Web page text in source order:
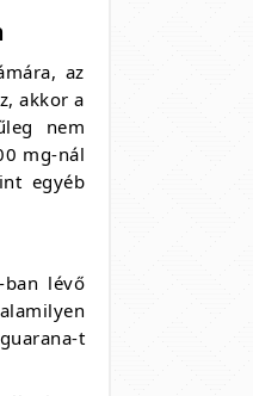
az
akkor a
nem
mg-nál
egyéb
lévő
t